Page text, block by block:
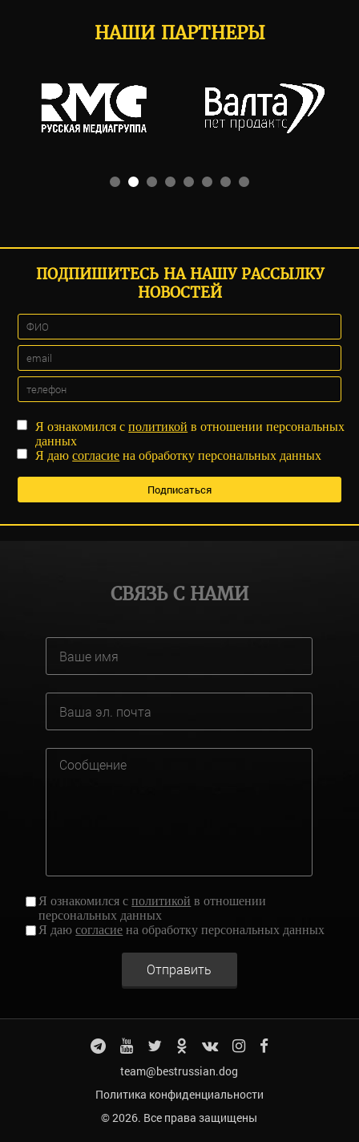
НАШИ ПАРТНЕРЫ
ПОДПИШИТЕСЬ НА НАШУ РАССЫЛКУ
НОВОСТЕЙ
Я ознакомился сполитикой в отношении персональных
данных
Я даюсогласие на обработку персональных данных
СВЯЗЬ С НАМИ
Я ознакомился сполитикой в отношении
персональных данных
Я даюсогласие на обработку персональных данных
Отправить
team@bestrussian.dog
Политика конфиденциальности
© 2026. Все права защищены